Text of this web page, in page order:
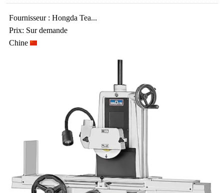
Fournisseur : Hongda Tea...
Prix: Sur demande
Chine